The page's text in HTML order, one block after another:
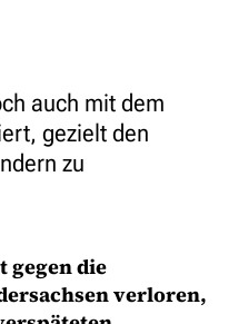
auch mit dem
gezielt den
zu
gegen die
verloren,